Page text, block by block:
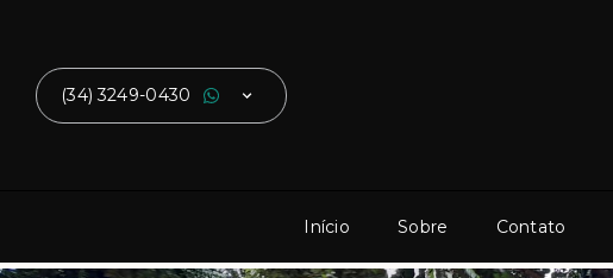
(34) 3249-0430
Início Sobre Contato